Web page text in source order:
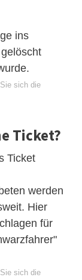
ins
sich die
Ticket?
Ticket
werden
Hier
für
sich die